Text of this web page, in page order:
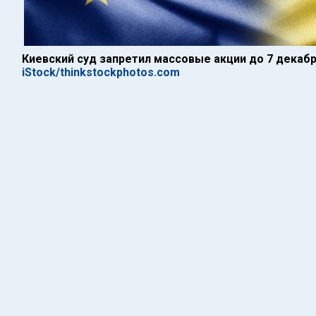
Киевский суд запретил массовые акции до 7
iStock/thinkstockphotos.com